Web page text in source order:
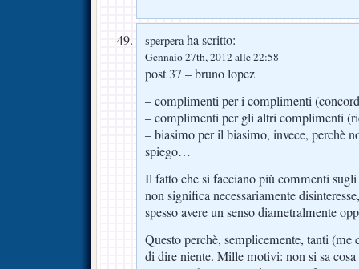
sperperaha scritto:
Gennaio 27th, 2012 alle 22:58
post 37 – bruno lopez
– complimenti per i complimenti
– complimenti per gli altri complimenti
– biasimo per il biasimo, invece, perchè
spiego…
Il fatto che si facciano più commenti
non significa necessariamente
spesso avere un senso diametralmente
Questo perchè, semplicemente, tanti (me
di dire niente. Mille motivi: non si sa